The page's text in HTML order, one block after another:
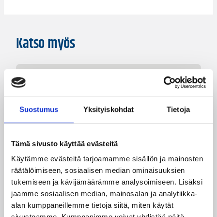
Suostumus Yksityiskohdat Tietoja
Tämä sivusto käyttää evästeitä
Käytämme evästeitä tarjoamamme sisällön ja mainosten
räätälöimiseen, sosiaalisen median ominaisuuksien
tukemiseen ja kävijämäärämme analysoimiseen. Lisäksi
jaamme sosiaalisen median, mainosalan ja analytiikka-
alan kumppaneillemme tietoja siitä, miten käytät
Katso myös
3×3 08.08.2026 22:58
Suomea edustavat 3×3-